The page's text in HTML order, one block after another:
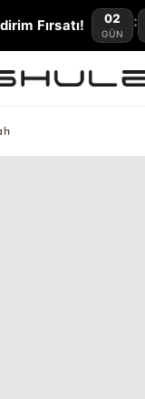
Fırsatı! 02
GÜN
: